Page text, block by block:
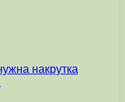
накрутка